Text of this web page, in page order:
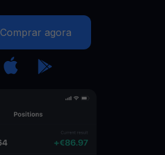
Comprar agora